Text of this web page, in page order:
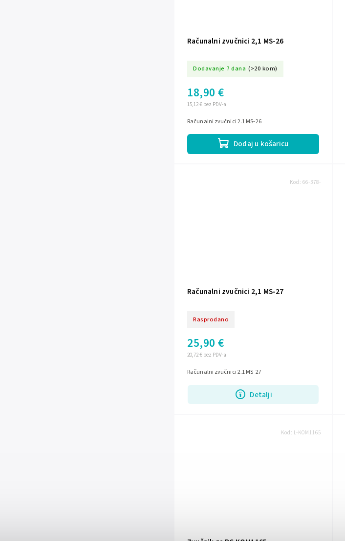
Računalni zvučnici 2,1 MS-26
Dodavanje 7 dana (>20 kom)
15,12 € bez PDV-a
18,90 €
Dodaj u košaricu
Računalni zvučnici 2.1 MS-26
Računalni zvučnici 2,1 MS-27
Rasprodano
20,72 € bez PDV-a
25,90 €
Detalji
Računalni zvučnici 2.1 MS-27
Kod:66-378-
Kod: L-KOM1165